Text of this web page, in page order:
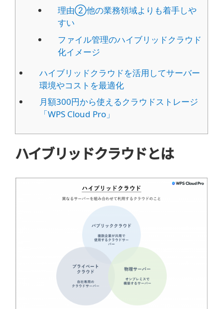
理由②他の業務領域よりも着手しや
すい
ファイル管理のハイブリッドクラウド
化イメージ
ハイブリッドクラウドを活用してサーバー
環境やコストを最適化
月額300円から使えるクラウドストレージ
「WPS Cloud Pro」
ハイブリッドクラウドとは